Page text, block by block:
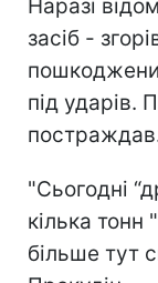
Наразі
засіб -
під ударів.
"Сьогодні
кілька тонн
більше тут